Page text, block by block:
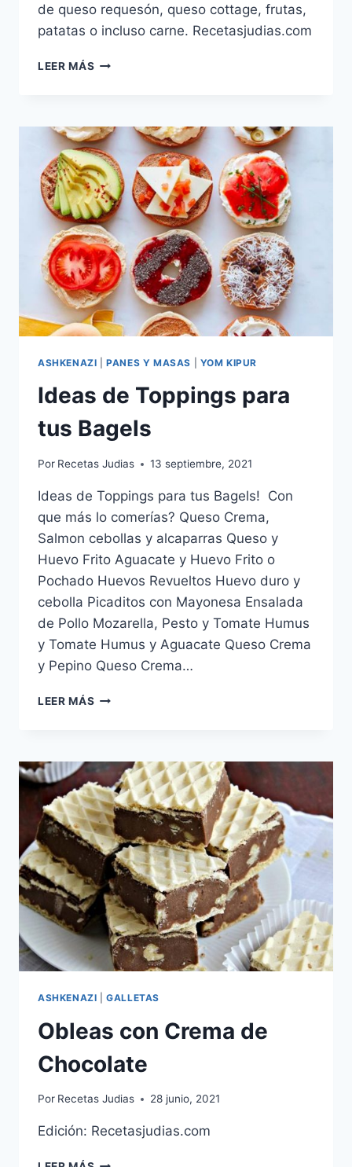
de queso requesón, queso cottage, frutas,
patatas o incluso carne. Recetasjudias.com
LEER MÁS BLINTZES
ASHKENAZI |PANES Y MASAS YOM KIPUR
Ideas de Toppings para
tus Bagels
Por Recetas Judias 13 septiembre, 2021
Ideas de Toppings para tus Bagels! Con
que más lo comerías? Queso Crema,
Salmon cebollas y alcaparras Queso y
Huevo Frito Aguacate y Huevo Frito o
Pochado Huevos Revueltos Huevo duro y
cebolla Picaditos con Mayonesa Ensalada
de Pollo Mozarella, Pesto y Tomate Humus
y Tomate Humus y Aguacate Queso Crema
y Pepino Queso Crema…
LEER MÁS IDEAS
TUS
BAGELS
ASHKENAZI |GALLETAS
Obleas con Crema de
Chocolate
Por Recetas Judias 28 junio, 2021
Edición: Recetasjudias.com
OBLEAS